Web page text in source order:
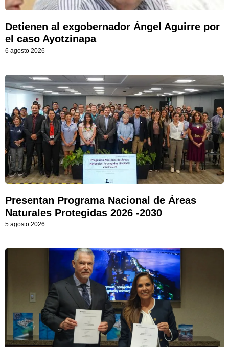
Detienen al exgobernador Ángel Aguirre por
el caso Ayotzinapa
6 agosto 2026
Presentan Programa Nacional de Áreas
Naturales Protegidas 2026 -2030
5 agosto 2026